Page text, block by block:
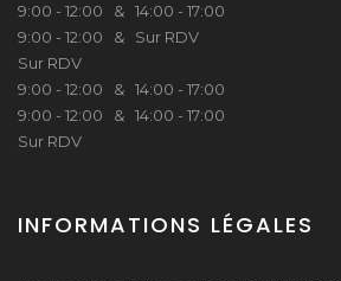
9:00 - 12:00 & 14:00 - 17:00
9:00 - 12:00 & Sur RDV
Sur RDV
9:00 - 12:00 & 14:00 - 17:00
9:00 - 12:00 & 14:00 - 17:00
Sur RDV
INFORMATIONS LÉGALES